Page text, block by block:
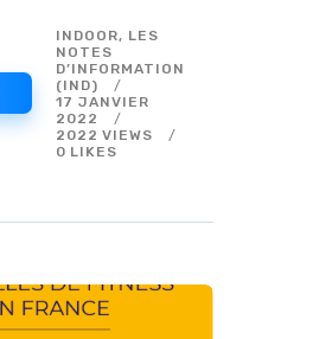
INDOOR, LES
NOTES
D’INFORMATION
(IND)
17 JANVIER
2022
2022 VIEWS
0 LIKES